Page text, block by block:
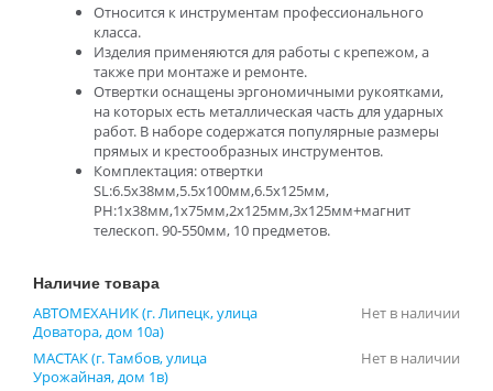
Относится к инструментам профессионального
класса.
Изделия применяются для работы с крепежом, а
также при монтаже и ремонте.
Отвертки оснащены эргономичными рукоятками,
на которых есть металлическая часть для ударных
работ. В наборе содержатся популярные размеры
прямых и крестообразных инструментов.
Комплектация: отвертки
SL:6.5х38мм,5.5х100мм,6.5х125мм,
PH:1х38мм,1х75мм,2х125мм,3х125мм+магнит
телескоп. 90-550мм, 10 предметов.
Наличие товара
АВТОМЕХАНИК (г. Липецк, улица
Доватора, дом 10а)
Нет в наличии
МАСТАК (г. Тамбов, улица
Урожайная, дом 1в)
Нет в наличии